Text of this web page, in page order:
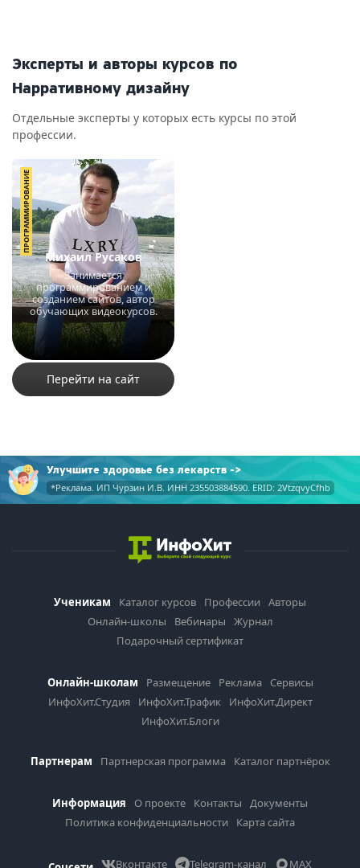
Эксперты и авторы курсов по
Нарративному дизайну
Отдельные эксперты у которых есть курсы по этой
профессии.
Михаил Русаков
Занимается
программированием и
созданием сайтов, автор
обучающих видеокурсов.
2107
ПРОГРАММИРОВАНИЕ
Перейти на сайт
Улучшите здоровье без лекарств
*Реклама. ИП Чурзин И.В. ИНН 235503884590. ERID: 2VtzqvyCfhb
Ученикам Каталог курсов Профессии Авторы
Онлайн-школы
Вебинары
Журнал
Подарочный сертификат
Онлайн-школам Размещение Реклама
Сервисы
ИнфоХит.Студия
ИнфоХит.Трафик
ИнфоХит.Директ
ИнфоХит.Блоги
Партнерам Партнерская программа Каталог партнёрок
Информация О проекте Контакты
Документы
Политика конфиденциальности
Карта сайта
Вконтакте Telegram-канал MAX